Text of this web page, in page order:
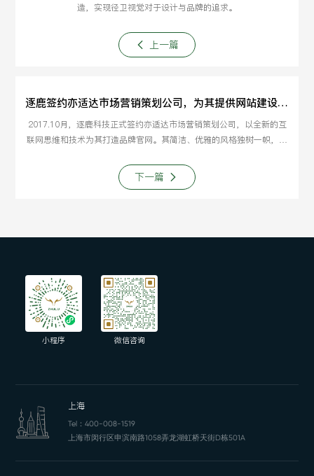
造，实现径卫视觉对于设计与品牌的追求。
上一篇
逐鹿签约亦适达市场营销策划公司，为其提供网站建设服务
2017.10月，逐鹿科技正式签约亦适达市场营销策划公司，以全新的互
联网思维和技术为其打造品牌官网。其简洁、优雅的风格独树一帜，令
下一篇
小程序 微信咨询
上海
Tel： 400-008-1519
上海市闵行区申滨南路1058弄龙湖虹桥天街D栋501A